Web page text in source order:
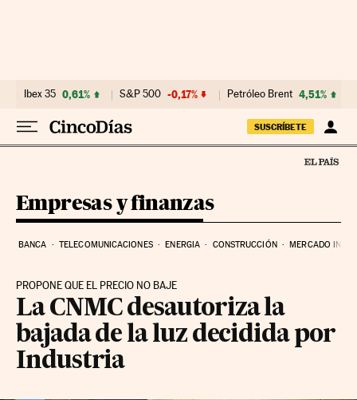
Ibex 35 0,61% S&P 500 -0,17% Petróleo Brent 4,51%
SUSCRÍBETE
Empresas y finanzas
BANCA TELECOMUNICACIONES ENERGIA CONSTRUCCIÓN MERCADO
PROPONE QUE EL PRECIO NO BAJE
La CNMC desautoriza la
bajada de la luz decidida por
Industria